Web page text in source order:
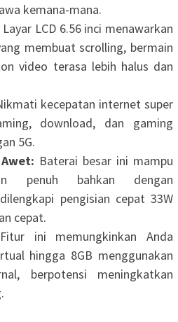
kemana-mana.
Layar LCD 6.56 inci menawarkan
membuat scrolling, bermain
video terasa lebih halus dan
kecepatan internet super
download, dan gaming
5G.
Baterai besar ini mampu
penuh bahkan dengan
pengisian cepat 33W
cepat.
ini memungkinkan Anda
hingga 8GB menggunakan
berpotensi meningkatkan